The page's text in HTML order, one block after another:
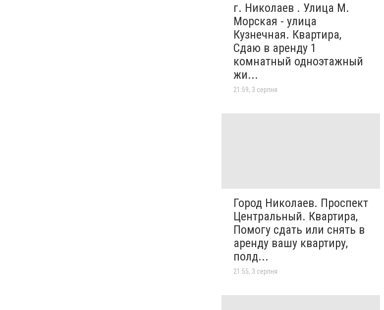
г. Николаев . Улица М.
Морская - улица
Кузнечная. Квартира,
Сдаю в аренду 1
комнатный одноэтажный
жи...
21:59, 3 серпня
Город Николаев. Проспект
Центральный. Квартира,
Помогу сдать или снять в
аренду вашу квартиру,
полд...
21:55, 3 серпня